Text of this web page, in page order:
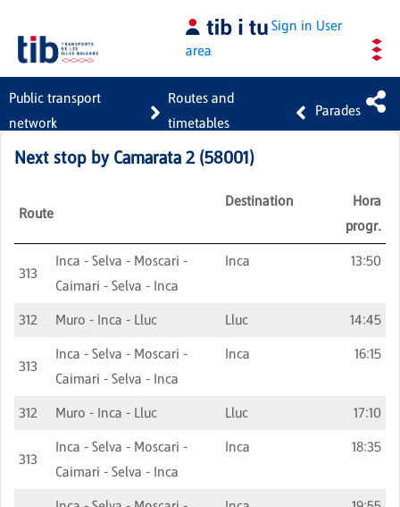
Sign in User
area
Public transport
network
Routes and
timetables
Parades
Next stop by Camarata 2 (58001)
Route
Destination
Hora
progr.
313
Inca - Selva - Moscari -
Caimari - Selva - Inca
Inca 13:50
312 Muro - Inca - Lluc Lluc 14:45
313
Inca - Selva - Moscari -
Caimari - Selva - Inca
Inca 16:15
312 Muro - Inca - Lluc Lluc 17:10
313
Inca - Selva - Moscari -
Caimari - Selva - Inca
Inca 18:35